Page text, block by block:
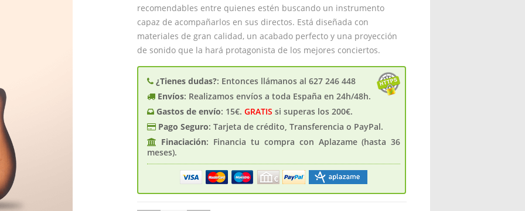
recomendables entre quienes estén buscando un instrumento
capaz de acompañarlos en sus directos. Está diseñada con
materiales de gran calidad, un acabado perfecto y una proyección
de sonido que la hará protagonista de los mejores conciertos.
¿Tienes dudas?: Entonces llámanos al 627 246 448
Envíos: Realizamos envíos a toda España en 24h/48h.
Gastos de enví­o: 15€. GRATIS si superas los 200€.
Pago Seguro: Tarjeta de crédito, Transferencia o PayPal.
Finaciación: Financia tu compra con Aplazame (hasta 36
meses).